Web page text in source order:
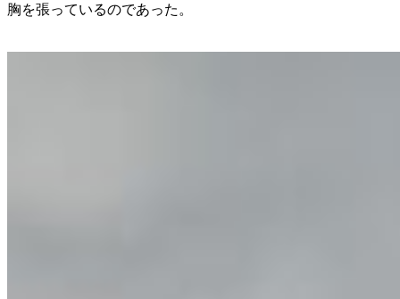
胸を張っているのであった。